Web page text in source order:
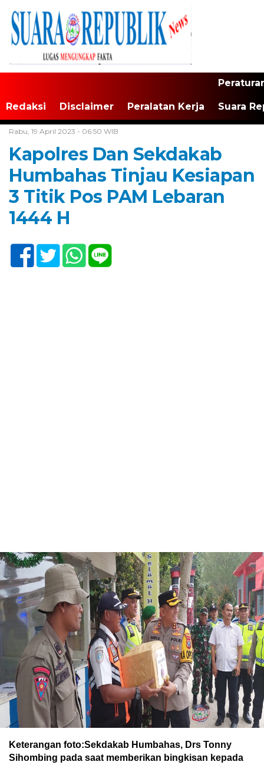
Redaksi Disclaimer Peralatan Kerja Suara
Rabu, 19 April 2023 - 06:50 WIB
Kapolres Dan Sekdakab
Humbahas Tinjau Kesiapan
3 Titik Pos PAM Lebaran
1444 H
Keterangan foto:Sekdakab Humbahas, Drs Tonny
Sihombing pada saat memberikan bingkisan kepada